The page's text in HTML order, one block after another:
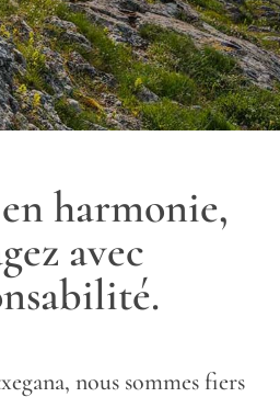
harmonie,
avec
nous sommes fiers